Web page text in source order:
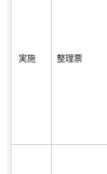
実施 整理票